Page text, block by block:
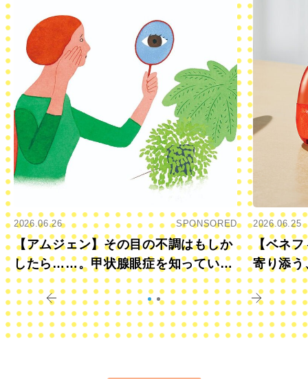
2026.06.26 SPONSORED
【アムジェン】その目の不調はもしか
したら……。甲状腺眼症を知っていま
すか？
2026.06.25
【ベネフ
寄り添う
きに